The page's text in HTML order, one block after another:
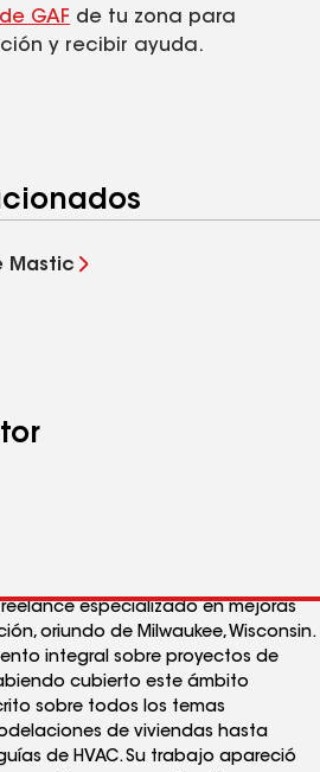
GAF de tu zona para
y recibir ayuda.
Mastic
especializado en mejoras
oriundo de Milwaukee, Wisconsin.
integral sobre proyectos de
cubierto este ámbito
sobre todos los temas
de viviendas hasta
de HVAC. Su trabajo apareció